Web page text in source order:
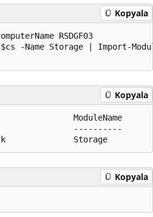
Kopyala
RSDGF03
-Name Storage | Import-
Kopyala
ModuleName
----------
Kopyala